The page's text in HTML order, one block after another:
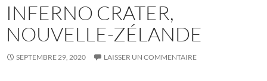
INFERNO CRATER,
NOUVELLE-ZÉLANDE
SEPTEMBRE 29, 2020 LAISSER UN COMMENTAIRE